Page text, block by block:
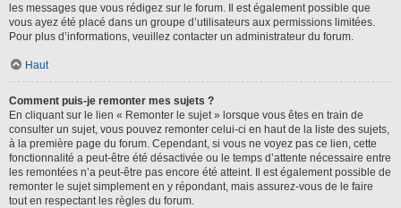
les messages que vous rédigez sur le forum. Il est également possible que
vous ayez été placé dans un groupe d’utilisateurs aux permissions limitées.
Pour plus d’informations, veuillez contacter un administrateur du forum.
Haut
Comment puis-je remonter mes sujets ?
En cliquant sur le lien « Remonter le sujet » lorsque vous êtes en train de
consulter un sujet, vous pouvez remonter celui-ci en haut de la liste des sujets,
à la première page du forum. Cependant, si vous ne voyez pas ce lien, cette
fonctionnalité a peut-être été désactivée ou le temps d’attente nécessaire entre
les remontées n’a peut-être pas encore été atteint. Il est également possible de
remonter le sujet simplement en y répondant, mais assurez-vous de le faire
tout en respectant les règles du forum.